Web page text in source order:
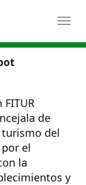
de
del
el
la
y